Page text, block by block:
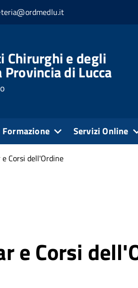
Chirurghi e degli
di Lucca
Formazione Servizi Online
Corsi dell'Ordine
e Corsi